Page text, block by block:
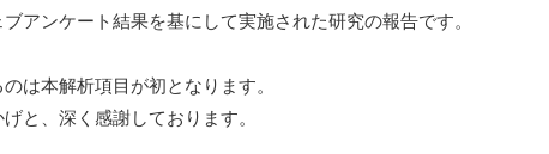
アンケート結果を基にして実施された研究の報告です。
は本解析項目が初となります。
と、深く感謝しております。